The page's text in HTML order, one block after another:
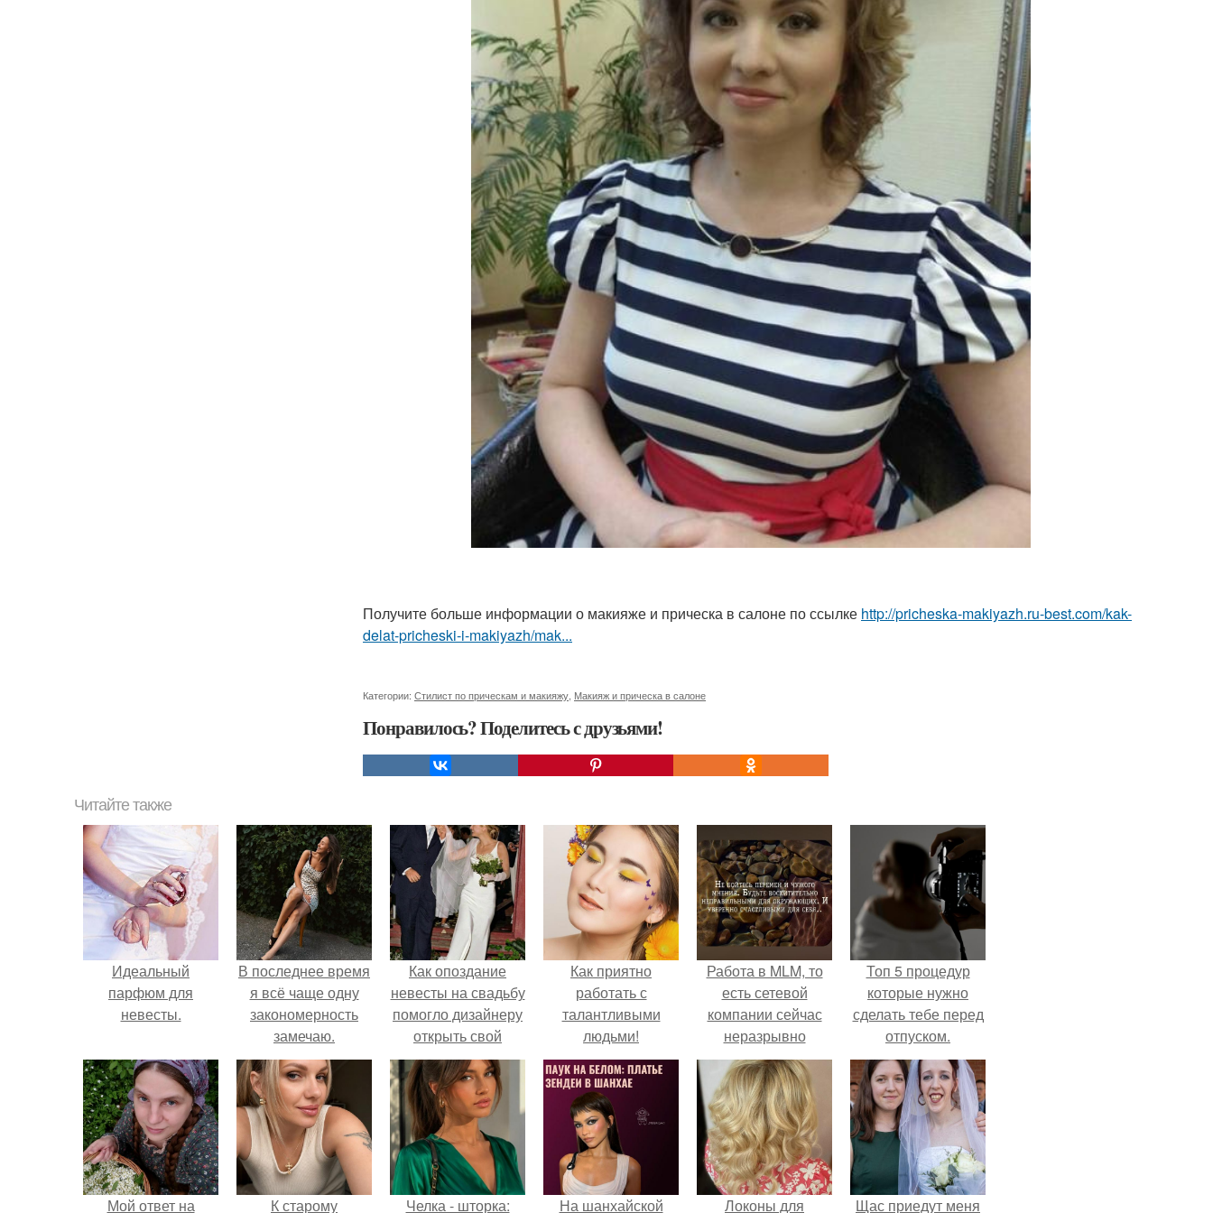
Получите больше информации о макияже и прическа в салоне по ссылке http://pricheska-makiyazh.ru-best.com/kak-
delat-pricheski-i-makiyazh/mak...
Категории: Стилист по прическам и макияжу Макияж и прическа в салоне
Понравилось? Поделитесь с друзьями!
Читайте также
Идеальный
парфюм для
невесты.
В последнее время
я всё чаще одну
закономерность
замечаю.
Как опоздание
невесты на свадьбу
помогло дизайнеру
открыть свой
бренд.
Как приятно
работать с
талантливыми
людьми!
Работа в MLM, то
есть сетевой
компании сейчас
неразрывно
связана с создание
своего контента,
своей страницы в
соц сетях.
Топ 5 процедур
которые нужно
сделать тебе перед
отпуском.
Мой ответ на К старому Челка - шторка: На шанхайской Локоны для Щас приедут меня